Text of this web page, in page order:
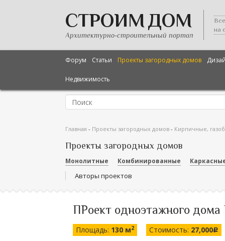
СТРОИМ ДОМ
Архитектурно-строительный портал
на
Форум Статьи Проекты загородных домов
Недвижимость
Главная - Проекты загородных домов - Кирпичные,
Проекты загородных домов
Монолитные Комбинированные
Авторы проектов
ПРоект одноэтажного
Площадь: 130 м2 Стоимость: 27,000c